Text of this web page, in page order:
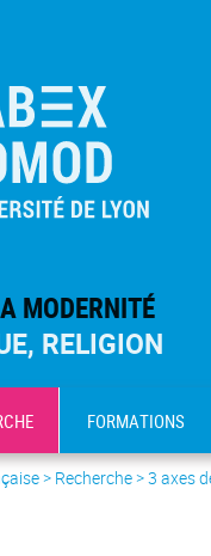
MODERNITÉ
RELIGION
FORMATIONS
> Recherche >3 axes